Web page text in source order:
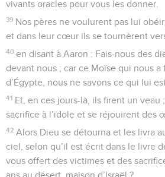
vivants oracles pour vous les donner.
39 Nos pères ne voulurent pas lui
et dans leur cœur ils se tournèrent vers
40 en disant à Aaron : Fais-nous des
devant nous ; car ce Moïse qui nous a
d’Égypte, nous ne savons ce qui lui
41 Et, en ces jours-là, ils firent un veau
sacrifice à l’idole et se réjouirent des
42 Alors Dieu se détourna et les livra
ciel, selon qu’il est écrit dans le livre
vous offert des victimes et des
ans au désert, maison d’Israël ?